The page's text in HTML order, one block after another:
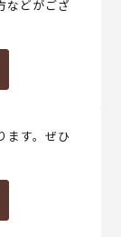
などがござ
ます。ぜひ